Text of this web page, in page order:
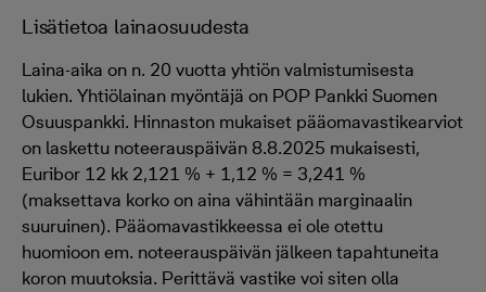
Lisätietoa lainaosuudesta
Laina-aika on n. 20 vuotta yhtiön valmistumisesta
lukien. Yhtiölainan myöntäjä on POP Pankki Suomen
Osuuspankki. Hinnaston mukaiset pääomavastikearviot
on laskettu noteerauspäivän 8.8.2025 mukaisesti,
Euribor 12 kk 2,121 % + 1,12 % = 3,241 %
(maksettava korko on aina vähintään marginaalin
suuruinen). Pääomavastikkeessa ei ole otettu
huomioon em. noteerauspäivän jälkeen tapahtuneita
koron muutoksia. Perittävä vastike voi siten olla